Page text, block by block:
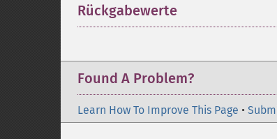
Rückgabewerte
Found A Problem?
Learn How To Improve This Page •